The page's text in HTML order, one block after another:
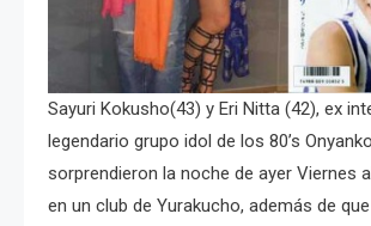
Sayuri Kokusho(43) y Eri Nitta (42), ex
legendario grupo idol de los 80’s
sorprendieron la noche de ayer Viernes
en un club de Yurakucho, además de